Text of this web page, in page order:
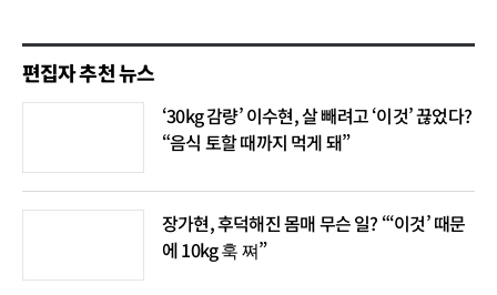
편집자 추천 뉴스
‘30kg 감량’ 이수현, 살 빼려고 ‘이것’ 끊었다?
“음식 토할 때까지 먹게 돼”
장가현, 후덕해진 몸매 무슨 일? “‘이것’ 때문
에 10kg 훅 쪄”